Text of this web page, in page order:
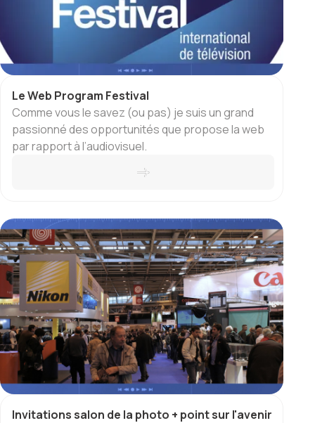
Le Web Program Festival
Comme vous le savez (ou pas) je suis un grand
passionné des opportunités que propose la web
par rapport à l’audiovisuel.
Invitations salon de la photo + point sur l'avenir